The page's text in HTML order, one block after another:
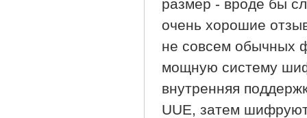
размер - вроде бы
очень хорошие
не совсем обычных
мощную систему
внутренняя
UUE, затем